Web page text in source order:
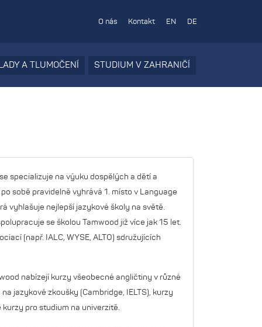
O nás Kontakt EN DE
A TLUMOČENÍ STUDIUM V ZAHRANIČÍ
specializuje na výuku dospělých a dětí a
sobě pravidelně vyhrává 1. místo v Language
vyhlašuje nejlepší jazykové školy na světě.
se školou Tamwood již více jak 15 let.
(např. IALC, WYSE, ALTO) sdružujících
nabízejí kurzy všeobecné angličtiny v různé
jazykové zkoušky (Cambridge, IELTS), kurzy
pro studium na univerzitě.